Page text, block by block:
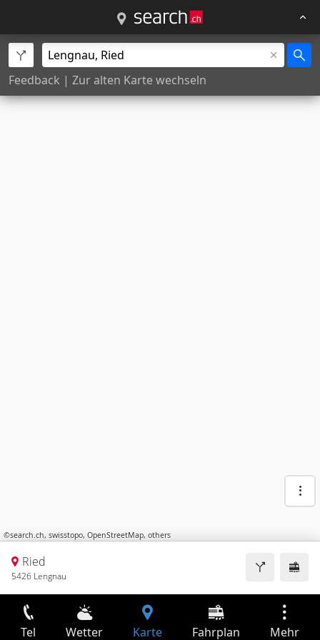
Feedback | Zur alten Karte wechseln
©search.ch, swisstopo, OpenStreetMap, others
Ried
5426 Lengnau
Tel Wetter Karte Fahrplan Mehr